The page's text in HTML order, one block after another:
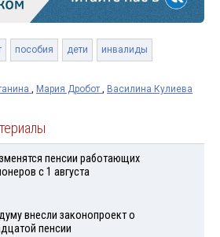
пособия дети инвалиды
Мария Дробот Василина Кулиева
пенсии работающих
с 1 августа
внесли законопроект о
пенсии